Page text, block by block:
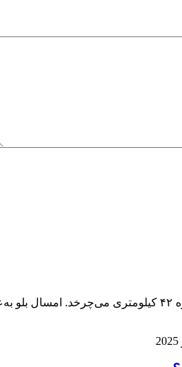
پنجمین ماراتن کیش ۱۴ آذر برگزار می‌شود، تنها ماراتنی